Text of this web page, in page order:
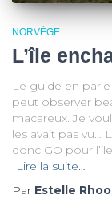
NORVÈGE
L’île
Le guide en
peut observer
macareux. Je
les avait pas vu…
donc GO pour
Lire la suite…
Par Estelle Rhoo